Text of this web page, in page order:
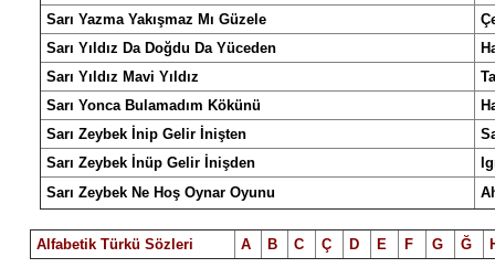
Sarı Yazma Yakışmaz Mı Güzele
Sarı Yıldız Da Doğdu Da Yüceden
Sarı Yıldız Mavi Yıldız
Sarı Yonca Bulamadım Kökünü
Sarı Zeybek İnip Gelir İnişten
Sarı Zeybek İnüp Gelir İnişden
Sarı Zeybek Ne Hoş Oynar Oyunu
Alfabetik Türkü Sözleri A B C Ç D E F G Ğ